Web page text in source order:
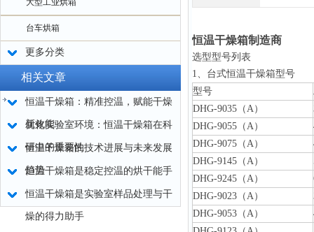
大型工业烘箱
台车烘箱
更多分类
相关文章
恒温干燥箱：精准控温，赋能干燥
新效能
优化实验室环境：恒温干燥箱在科
研中的重要性
恒温干燥箱的技术进展与未来发展
趋势
恒温干燥箱是稳定控温的烘干能手
恒温干燥箱是实验室样品处理与干
燥的得力助手
恒温干燥箱制造商
选型型号列表
1、台式恒温干燥箱型号
型号
DHG-9035（A）
DHG-9055（A）
DHG-9075（A）
DHG-9145（A）
DHG-9245（A）
DHG-9023（A）
DHG-9053（A）